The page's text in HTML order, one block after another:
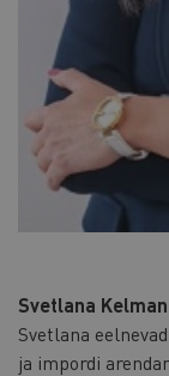
Svetlana
Svetlana
ja impordi